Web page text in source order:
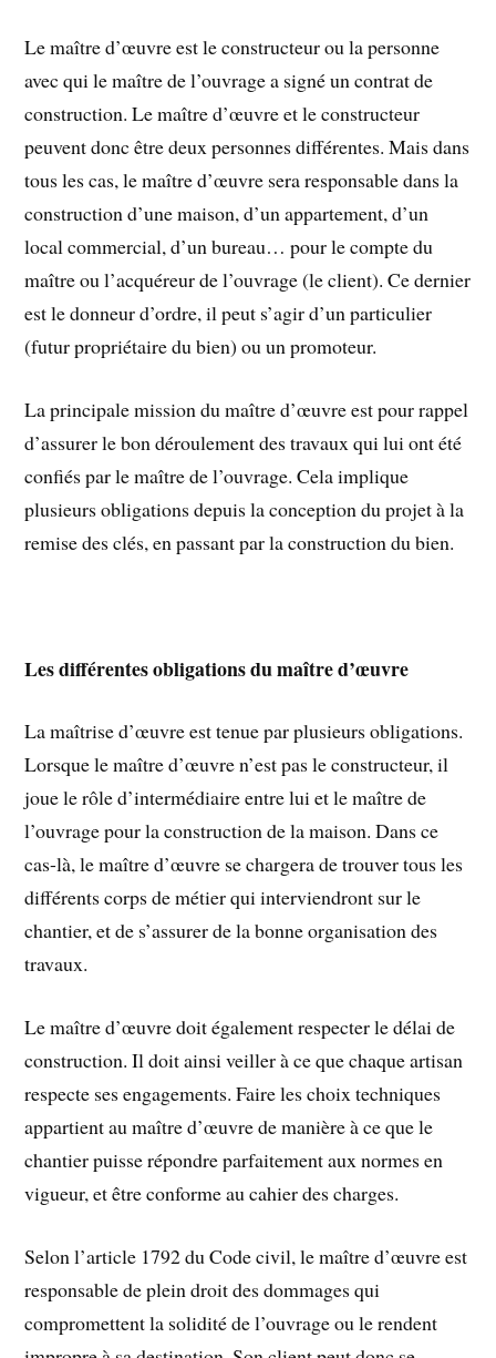
Le maître d’œuvre est le constructeur ou la personne
avec qui le maître de l’ouvrage a signé un contrat de
construction. Le maître d’œuvre et le constructeur
peuvent donc être deux personnes différentes. Mais dans
tous les cas, le maître d’œuvre sera responsable dans la
construction d’une maison, d’un appartement, d’un
local commercial, d’un bureau… pour le compte du
maître ou l’acquéreur de l’ouvrage (le client). Ce dernier
est le donneur d’ordre, il peut s’agir d’un particulier
(futur propriétaire du bien) ou un promoteur.
La principale mission du maître d’œuvre est pour rappel
d’assurer le bon déroulement des travaux qui lui ont été
confiés par le maître de l’ouvrage. Cela implique
plusieurs obligations depuis la conception du projet à la
remise des clés, en passant par la construction du bien.
Les différentes obligations du maître d’œuvre
La maîtrise d’œuvre est tenue par plusieurs obligations.
Lorsque le maître d’œuvre n’est pas le constructeur, il
joue le rôle d’intermédiaire entre lui et le maître de
l’ouvrage pour la construction de la maison. Dans ce
cas-là, le maître d’œuvre se chargera de trouver tous les
différents corps de métier qui interviendront sur le
chantier, et de s’assurer de la bonne organisation des
travaux.
Le maître d’œuvre doit également respecter le délai de
construction. Il doit ainsi veiller à ce que chaque artisan
respecte ses engagements. Faire les choix techniques
appartient au maître d’œuvre de manière à ce que le
chantier puisse répondre parfaitement aux normes en
vigueur, et être conforme au cahier des charges.
Selon l’article 1792 du Code civil, le maître d’œuvre est
responsable de plein droit des dommages qui
compromettent la solidité de l’ouvrage ou le rendent